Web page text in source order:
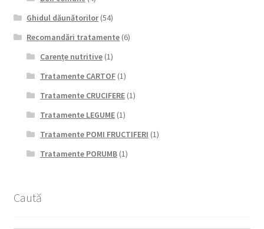
Ghidul dăunătorilor(54)
Recomandări tratamente (6)
Carențe nutritive(1)
Tratamente CARTOF(1)
Tratamente CRUCIFERE(1)
Tratamente LEGUME(1)
Tratamente POMI FRUCTIFERI (1)
Tratamente PORUMB(1)
Caută